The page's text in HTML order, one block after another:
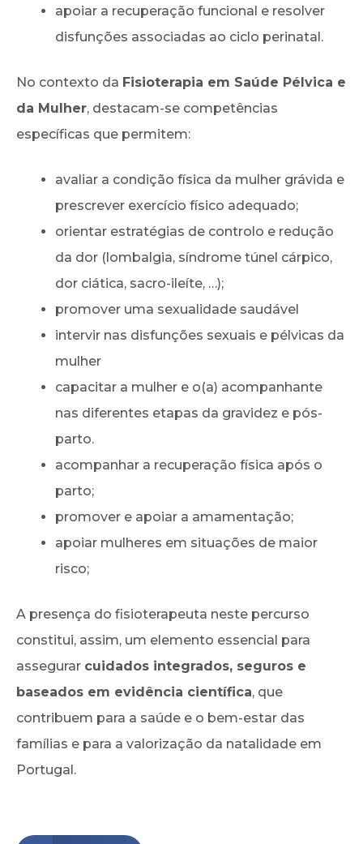
apoiar a recuperação funcional e resolver
disfunções associadas ao ciclo perinatal.
No contexto da Fisioterapia em Saúde Pélvica e
da Mulher, destacam-se competências
específicas que permitem:
avaliar a condição física da mulher grávida e
prescrever exercício físico adequado;
orientar estratégias de controlo e redução
da dor (lombalgia, síndrome túnel cárpico,
dor ciática, sacro-ileíte, …);
promover uma sexualidade saudável
intervir nas disfunções sexuais e pélvicas da
mulher
capacitar a mulher e o(a) acompanhante
nas diferentes etapas da gravidez e pós-
parto.
acompanhar a recuperação física após o
parto;
promover e apoiar a amamentação;
apoiar mulheres em situações de maior
risco;
A presença do fisioterapeuta neste percurso
constitui, assim, um elemento essencial para
assegurar cuidados integrados, seguros e
baseados em evidência científica, que
contribuem para a saúde e o bem-estar das
famílias e para a valorização da natalidade em
Portugal.